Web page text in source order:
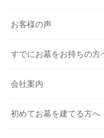
お客様の声
すでにお墓をお持ちの方
会社案内
初めてお墓を建てる方へ